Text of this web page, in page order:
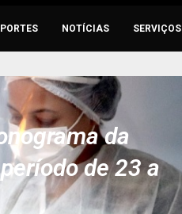
NOTÍCIAS SERVIÇOS
da
de 23 a